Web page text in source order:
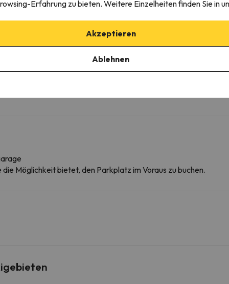
Kühlschrank
Toaster
Essecke
Möglichkeit bietet, den Parkplatz im Voraus zu buchen.
Erfahrung zu bieten. Weitere Einzelheiten finden Sie in
Akzeptieren
Ablehnen